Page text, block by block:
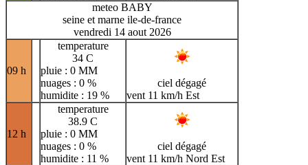
meteo BABY
seine et marne ile-de-france
vendredi 14 aout 2026
09 h
temperature
34 C
pluie : 0 MM
nuages : 0 %
humidite : 19 %
ciel dégagé
vent 11 km/h Est
12 h
temperature
38.9 C
pluie : 0 MM
nuages : 0 %
humidite : 11 %
ciel dégagé
vent 11 km/h Nord Est